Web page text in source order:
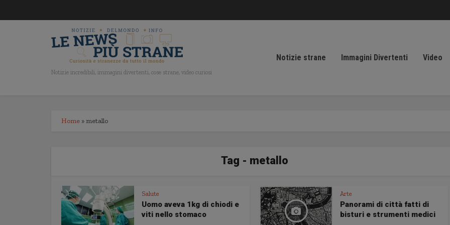
Notizie incredibili, immagini divertenti, cose strane, video curiosi
Notizie strane Immagini Divertenti Video
Home » metallo
Tag - metallo
Salute
Uomo aveva 1kg di chiodi e
viti nello stomaco
Arte
Panorami di città fatti di
bisturi e strumenti medici